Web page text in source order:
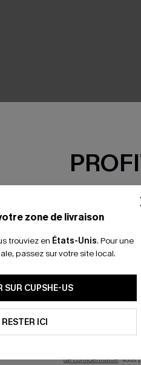
zone de livraison
trouviez en États-Unis. Pour une
passez sur votre site local.
SUR CUPSHE-US
RESTER ICI
-15%
*Un code par
En soumettant votre
mails marketing (y
reconnaissez avoir pris
pouvons utiliser les
technologies de suivi,
savoir si ceux-ci ont
personnaliser nos
produits susceptibles
de confidentialité. Vous